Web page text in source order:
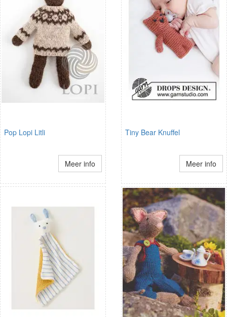
Pop Lopi Litli
Meer info
Tiny Bear Knuffel
Meer info